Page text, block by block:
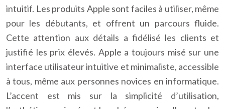
intuitif. Les produits Apple sont faciles à utiliser, même
pour les débutants, et offrent un parcours fluide.
Cette attention aux détails a fidélisé les clients et
justifié les prix élevés. Apple a toujours misé sur une
interface utilisateur intuitive et minimaliste, accessible
à tous, même aux personnes novices en informatique.
L’accent est mis sur la simplicité d’utilisation,